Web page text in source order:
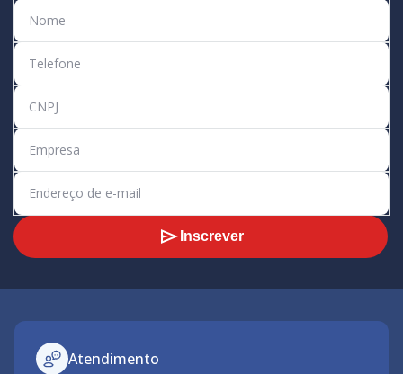
Inscrever
Atendimento